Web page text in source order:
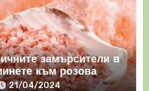
замърсители в
към розова
21/04/2024